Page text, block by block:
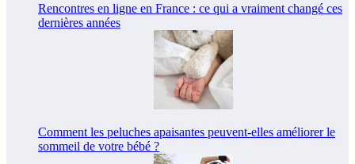
Rencontres en ligne en France : ce qui a vraiment changé ces
dernières années
Comment les peluches apaisantes peuvent-elles améliorer le
sommeil de votre bébé ?